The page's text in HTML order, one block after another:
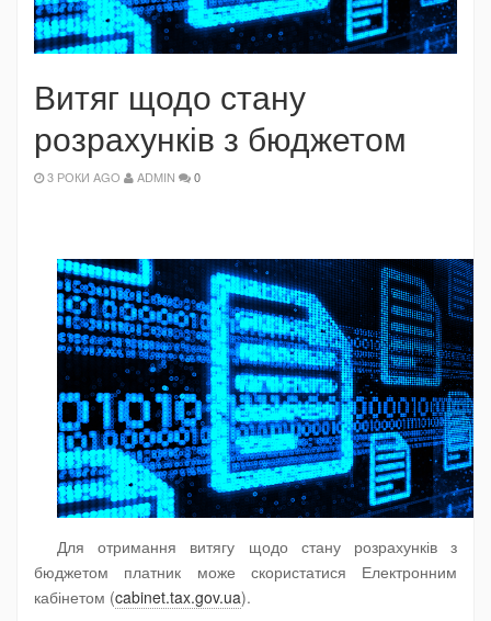
Витяг щодо стану
розрахунків з бюджетом
3 РОКИ AGO ADMIN 0
Для отримання витягу щодо стану розрахунків з
бюджетом платник може скористатися Електронним
кабінетом (cabinet.tax.gov.ua).